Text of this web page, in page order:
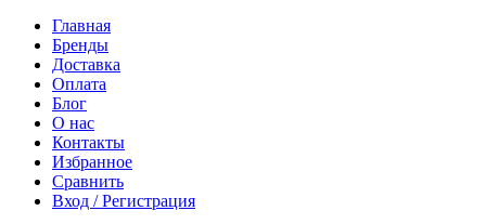
Главная
Бренды
Доставка
Оплата
Блог
О нас
Контакты
Избранное
Сравнить
Вход / Регистрация